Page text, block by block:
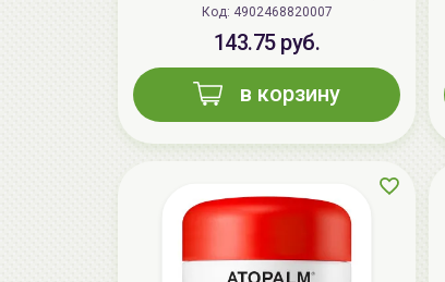
Код: 4902468820007
143.75 руб.
в корзину